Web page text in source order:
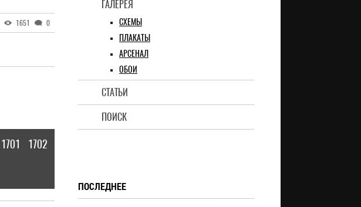
ГАЛЕРЕЯ
СХЕМЫ
ПЛАКАТЫ
АРСЕНАЛ
ОБОИ
СТАТЬИ
ПОИСК
1651 0
1701 1702
ПОСЛЕДНЕЕ